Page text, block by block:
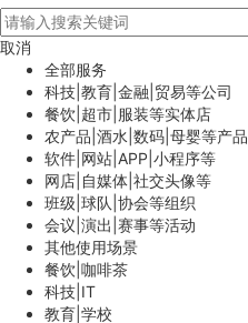
取消
全部服务
科技|教育|金融|贸易等公司
餐饮|超市|服装等实体店
农产品|酒水|数码|母婴等产品
软件|网站|APP|小程序等
网店|自媒体|社交头像等
班级|球队|协会等组织
会议|演出|赛事等活动
其他使用场景
餐饮|咖啡茶
科技|IT
教育|学校